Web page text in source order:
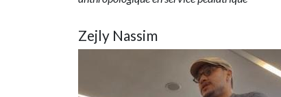
Zejly Nassim